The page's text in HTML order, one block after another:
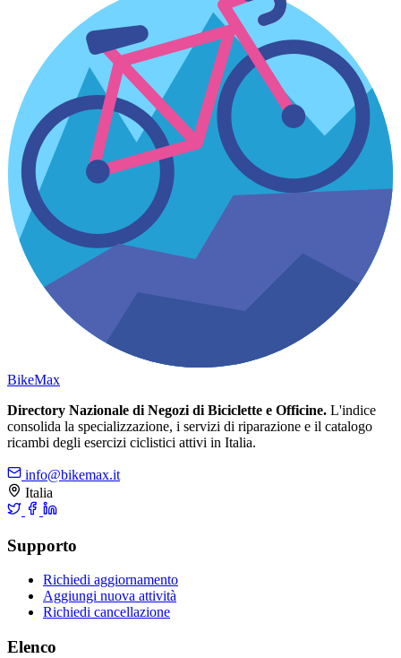
BikeMax
Directory Nazionale di Negozi di Biciclette e Officine. L'indice
consolida la specializzazione, i servizi di riparazione e il catalogo
ricambi degli esercizi ciclistici attivi in Italia.
info@bikemax.it
Italia
Supporto
Richiedi aggiornamento
Aggiungi nuova attività
Richiedi cancellazione
Elenco